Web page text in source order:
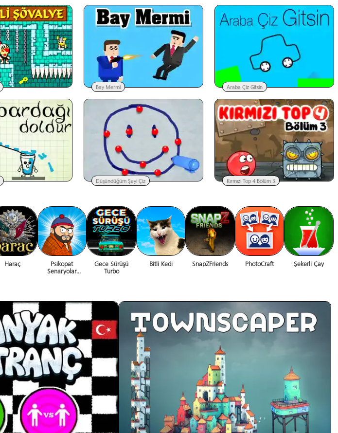
Bay Mermi Araba Çiz Gitsin
Düşündüğüm Şeyi Çiz Kırmızı Top 4 Bölüm 3
Haraç
Psikopat
Senaryolar
Gece Sürüşü
Turbo
Bitli Kedi SnapZFriends PhotoCraft Şekerli Çay